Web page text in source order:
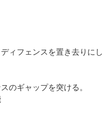
ィフェンスを置き去りにし
のギャップを突ける。